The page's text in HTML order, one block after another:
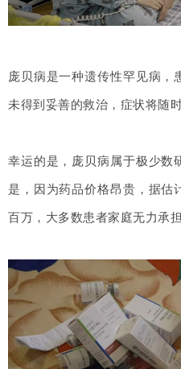
庞贝病是一种遗传性罕见病，
未得到妥善的救治，症状将随
幸运的是，庞贝病属于极少数
是，因为药品价格昂贵，据估
百万，大多数患者家庭无力承